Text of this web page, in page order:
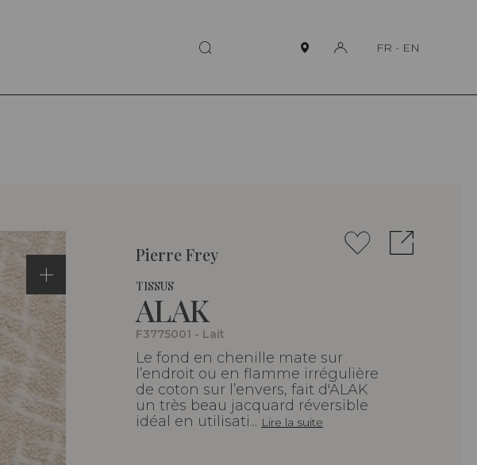
FR - EN
Pierre Frey
TISSUS
ALAK
F3775001 - Lait
Le fond en chenille mate sur
l’endroit ou en flamme irrégulière
de coton sur l’envers, fait d'ALAK
un très beau jacquard réversible
idéal en utilisati... Lire la suite